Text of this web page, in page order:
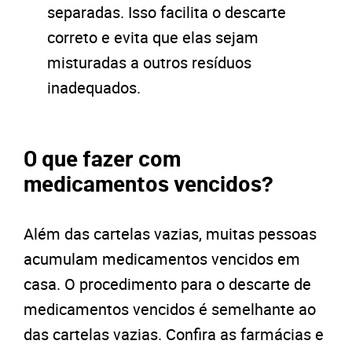
separadas. Isso facilita o descarte
correto e evita que elas sejam
misturadas a outros resíduos
inadequados.
O que fazer com
medicamentos vencidos?
Além das cartelas vazias, muitas pessoas
acumulam medicamentos vencidos em
casa. O procedimento para o descarte de
medicamentos vencidos é semelhante ao
das cartelas vazias. Confira as farmácias e